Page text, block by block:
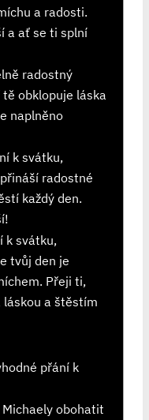
a radosti.
a ať se ti splní
radostný
obklopuje láska
naplněno
k svátku,
radostné
každý den.
k svátku,
tvůj den je
Přeji ti,
láskou a štěstím
přání k
obohatit